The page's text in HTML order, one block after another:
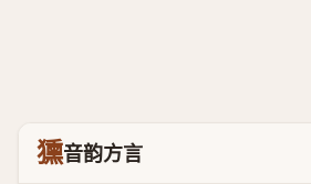
獯音韵方言